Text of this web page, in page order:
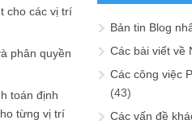
cho các vị trí
phân quyền
toán định
từng vị trí
Bản tin Blog
Các bài viết về
Các công việc
(43)
Các vấn đề